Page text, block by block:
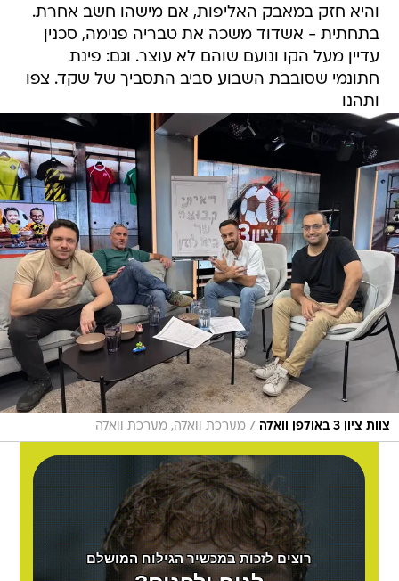
והיא חזק במאבק האליפות, אם מישהו חשב אחרת.
בתחתית - אשדוד משכה את טבריה פנימה, סכנין
עדיין מעל הקו ונועם שוהם לא עוצר. וגם: פינת
חתונמי שסובבת השבוע סביב התסביך של שקד. צפו
ותהנו
צוות ציון 3 באולפן וואלה / מערכת וואלה, מערכת וואלה